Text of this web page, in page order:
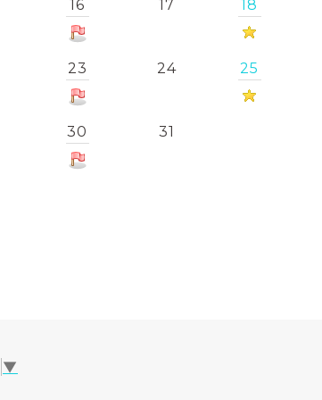
16 17 18
23 24 25
30 31
▼